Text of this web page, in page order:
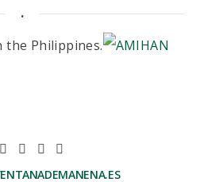
.
the Philippines.